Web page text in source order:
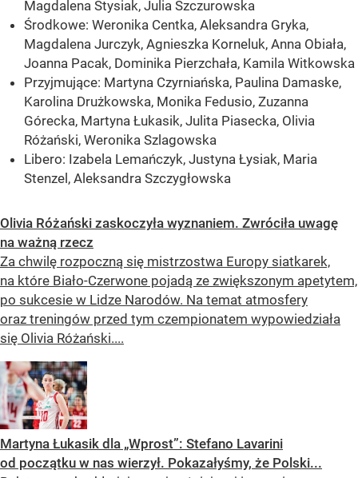
Magdalena Stysiak, Julia Szczurowska
Środkowe: Weronika Centka, Aleksandra Gryka,
Magdalena Jurczyk, Agnieszka Korneluk, Anna Obiała,
Joanna Pacak, Dominika Pierzchała, Kamila Witkowska
Przyjmujące: Martyna Czyrniańska, Paulina Damaske,
Karolina Drużkowska, Monika Fedusio, Zuzanna
Górecka, Martyna Łukasik, Julita Piasecka, Olivia
Różański, Weronika Szlagowska
Libero: Izabela Lemańczyk, Justyna Łysiak, Maria
Stenzel, Aleksandra Szczygłowska
Olivia Różański zaskoczyła wyznaniem. Zwróciła uwagę
na ważną rzecz
Za chwilę rozpoczną się mistrzostwa Europy siatkarek,
na które Biało-Czerwone pojadą ze zwiększonym apetytem,
po sukcesie w Lidze Narodów. Na temat atmosfery
oraz treningów przed tym czempionatem wypowiedziała
się Olivia Różański....
Martyna Łukasik dla „Wprost”: Stefano Lavarini
od początku w nas wierzył. Pokazałyśmy, że Polski...